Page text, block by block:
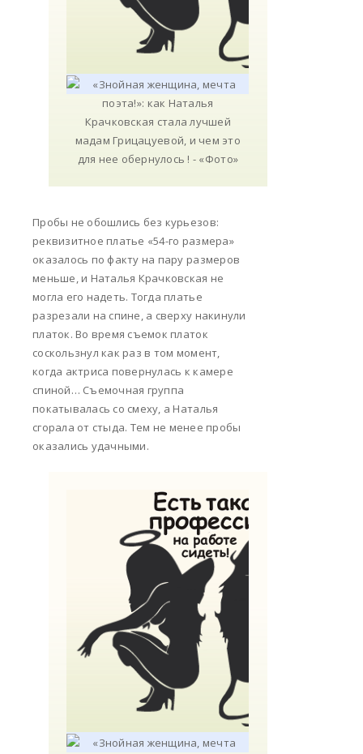
Пробы не обошлись без курьезов:
реквизитное платье «54-го размера»
оказалось по факту на пару размеров
меньше, и Наталья Крачковская не
могла его надеть. Тогда платье
разрезали на спине, а сверху накинули
платок. Во время съемок платок
соскользнул как раз в том момент,
когда актриса повернулась к камере
спиной… Съемочная группа
покатывалась со смеху, а Наталья
сгорала от стыда. Тем не менее пробы
оказались удачными.